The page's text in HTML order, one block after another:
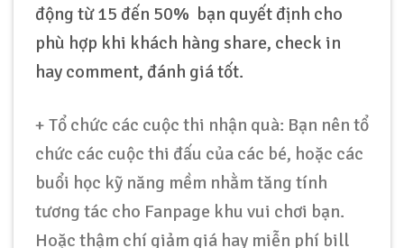
động từ 15 đến 50% bạn quyết định cho
phù hợp khi khách hàng share, check in
hay comment, đánh giá tốt.
+ Tổ chức các cuộc thi nhận quà: Bạn nên tổ
chức các cuộc thi đấu của các bé, hoặc các
buổi học kỹ năng mềm nhằm tăng tính
tương tác cho Fanpage khu vui chơi bạn.
Hoặc thậm chí giảm giá hay miễn phí bill